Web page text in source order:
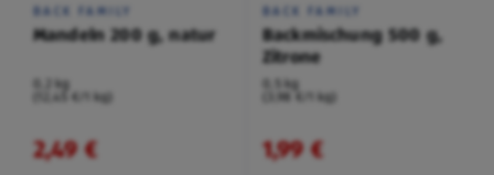
BACK FAMILY
Mandeln 200 g, natur
0,2 kg
(12,45 €/1 kg)
2,49 €
BACK FAMILY
Backmischung 500 g,
Zitrone
0,5 kg
(3,98 €/1 kg)
1,99 €